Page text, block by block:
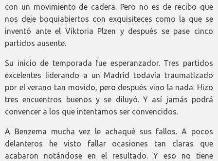
con un movimiento de cadera. Pero no es de recibo que
nos deje boquiabiertos con exquisiteces como la que se
inventó ante el Viktoria Plzen y después se pase cinco
partidos ausente.
Su inicio de temporada fue esperanzador. Tres partidos
excelentes liderando a un Madrid todavía traumatizado
por el verano tan movido, pero después vino la nada. Hizo
tres encuentros buenos y se diluyó. Y así jamás podrá
convencer a los que intentamos ser convencidos.
A Benzema mucha vez le achaqué sus fallos. A pocos
delanteros he visto fallar ocasiones tan claras que
acabaron notándose en el resultado. Y eso no tiene